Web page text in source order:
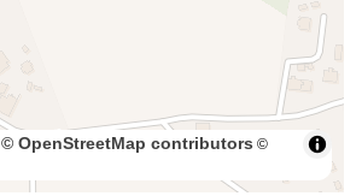
© OpenStreetMap contributors ©